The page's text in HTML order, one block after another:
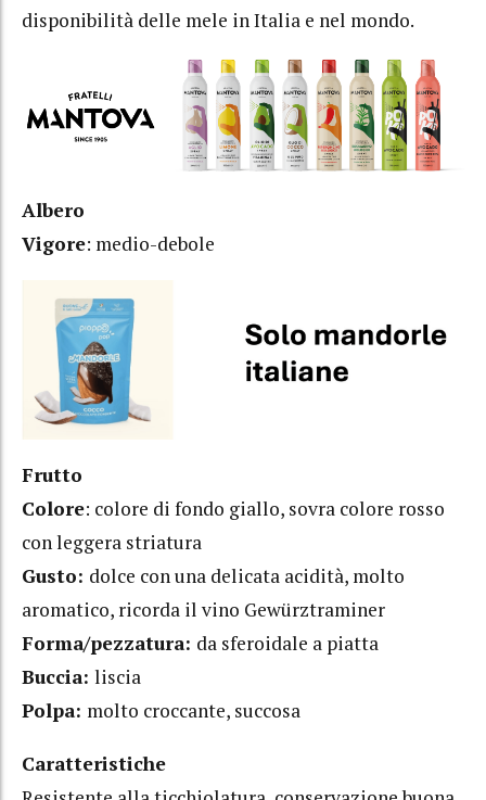
disponibilità delle mele in Italia e nel mondo.
Albero
Vigore: medio-debole
Frutto
Colore: colore di fondo giallo, sovra colore rosso
con leggera striatura
Gusto: dolce con una delicata acidità, molto
aromatico, ricorda il vino Gewürztraminer
Forma/pezzatura: da sferoidale a piatta
Buccia: liscia
Polpa: molto croccante, succosa
Caratteristiche